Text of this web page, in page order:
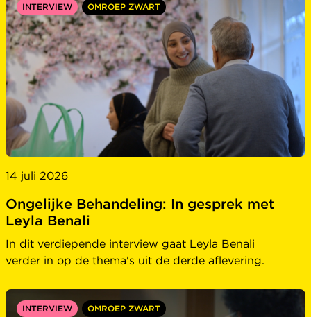
INTERVIEW OMROEP ZWART
14 juli 2026
Ongelijke Behandeling: In gesprek met
Leyla Benali
In dit verdiepende interview gaat Leyla Benali
verder in op de thema's uit de derde aflevering.
INTERVIEW OMROEP ZWART